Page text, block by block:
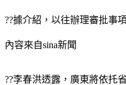
??據介紹，以往辦理審批事
內容來自sina新聞
??李春洪透露，廣東將依托